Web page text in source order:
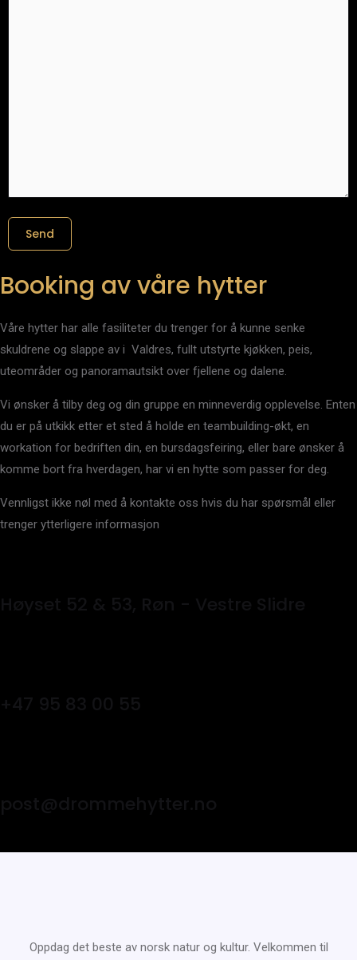
Booking av våre hytter
Våre hytter har alle fasiliteter du trenger for å kunne senke
skuldrene og slappe av i Valdres, fullt utstyrte kjøkken, peis,
uteområder og panoramautsikt over fjellene og dalene.
Vi ønsker å tilby deg og din gruppe en minneverdig opplevelse. Enten
du er på utkikk etter et sted å holde en teambuilding-økt, en
workation for bedriften din, en bursdagsfeiring, eller bare ønsker å
komme bort fra hverdagen, har vi en hytte som passer for deg.
Vennligst ikke nøl med å kontakte oss hvis du har spørsmål eller
trenger ytterligere informasjon
Oppdag det beste av norsk natur og kultur. Velkommen til